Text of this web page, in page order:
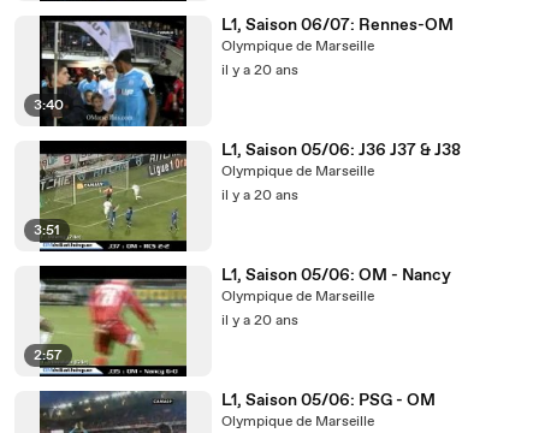
3:40
L1, Saison 06/07: Rennes-OM
Olympique de Marseille
il y a 20 ans
3:51
L1, Saison 05/06: J36 J37 & J38
Olympique de Marseille
il y a 20 ans
2:57
L1, Saison 05/06: OM - Nancy
Olympique de Marseille
il y a 20 ans
L1, Saison 05/06: PSG - OM
Olympique de Marseille